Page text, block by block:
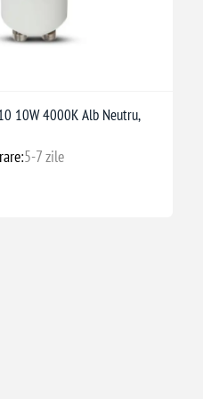
10W 4000K Alb Neutru,
5-7 zile